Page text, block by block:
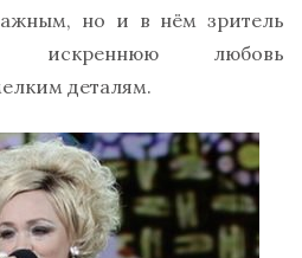
но и в нём зритель
искреннюю любовь
деталям.